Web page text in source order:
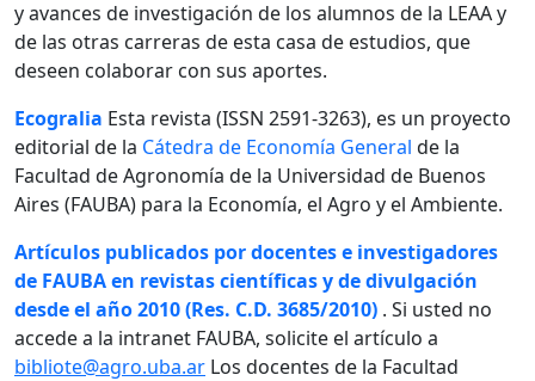
y avances de investigación de los alumnos de la LEAA y
de las otras carreras de esta casa de estudios, que
deseen colaborar con sus aportes.
Ecogralia Esta revista (ISSN 2591-3263), es un proyecto
editorial de la Cátedra de Economía General de la
Facultad de Agronomía de la Universidad de Buenos
Aires (FAUBA) para la Economía, el Agro y el Ambiente.
Artículos publicados por docentes e investigadores
de FAUBA en revistas científicas y de divulgación
desde el año 2010 (Res. C.D. 3685/2010) . Si usted no
accede a la intranet FAUBA, solicite el artículo a
bibliote@agro.uba.ar Los docentes de la Facultad